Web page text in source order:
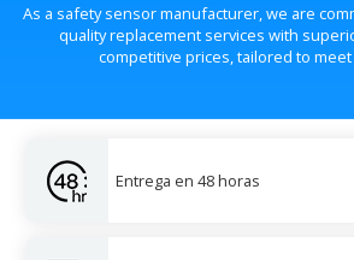
As a safety sensor manufacturer, we are
quality replacement services with
competitive prices, tailored to
Entrega en 48 horas